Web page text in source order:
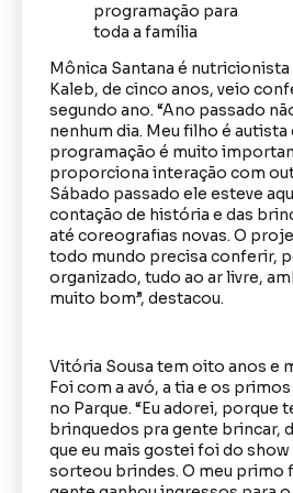
Mônica Santana é nutricionista
Kaleb, de cinco anos, veio
segundo ano. “Ano passado
nenhum dia. Meu filho é
programação é muito
proporciona interação com
Sábado passado ele esteve
contação de história e das
até coreografias novas. O
todo mundo precisa conferir,
organizado, tudo ao ar livre,
muito bom”, destacou.
Vitória Sousa tem oito anos e
Foi com a avó, a tia e os
no Parque. “Eu adorei, porque
brinquedos pra gente brincar,
que eu mais gostei foi do show
sorteou brindes. O meu primo